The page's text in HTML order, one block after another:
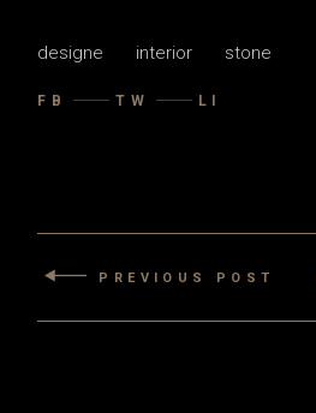
designe interior stone
FB TW LI
PREVIOUS POST